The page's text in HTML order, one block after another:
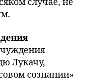
случае, не
Лукачу,
сознании»